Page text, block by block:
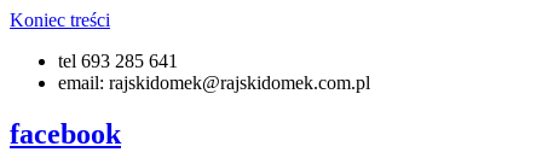
Koniec treści
tel 693 285 641
email: rajskidomek@rajskidomek.com.pl
facebook